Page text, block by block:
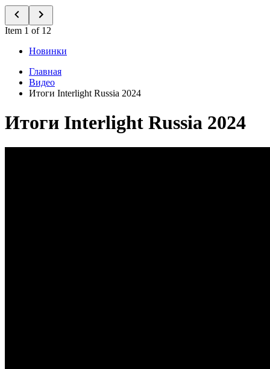
Item 1 of 12
Новинки
Главная
Видео
Итоги Interlight Russia 2024
Итоги Interlight Russia 2024